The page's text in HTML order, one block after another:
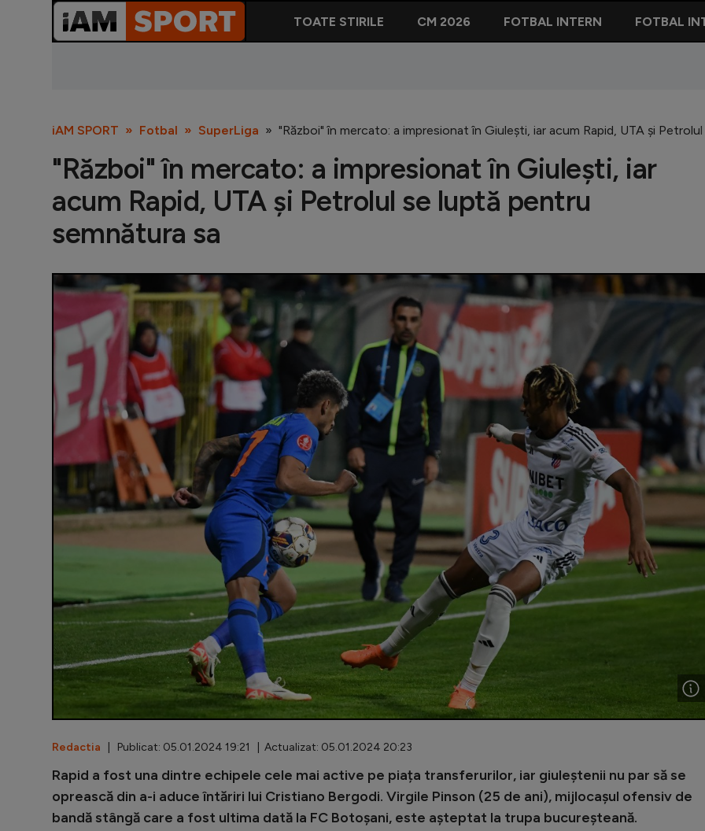
TOATE STIRILE CM 2026 FOTBAL INTERN FOTBAL
iAM SPORT Fotbal SuperLiga "Război" în mercato: a impresionat în Giulești, iar acum Rapid, UTA și
"Război" în mercato: a impresionat în Giulești, iar
acum Rapid, UTA și Petrolul se luptă pentru
semnătura sa
Redactia | Publicat: 05.01.2024 19:21 | Actualizat: 05.01.2024 20:23
Rapid a fost una dintre echipele cele mai active pe piața transferurilor, iar giuleștenii nu par să se
oprească din a-i aduce întăriri lui Cristiano Bergodi. Virgile Pinson (25 de ani), mijlocașul ofensiv de
bandă stângă care a fost ultima dată la FC Botoșani, este așteptat la trupa bucureșteană.